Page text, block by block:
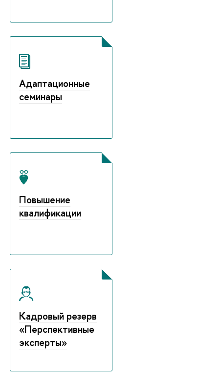
Адаптационные
семинары
Повышение
квалификации
Кадровый резерв
«Перспективные
эксперты»